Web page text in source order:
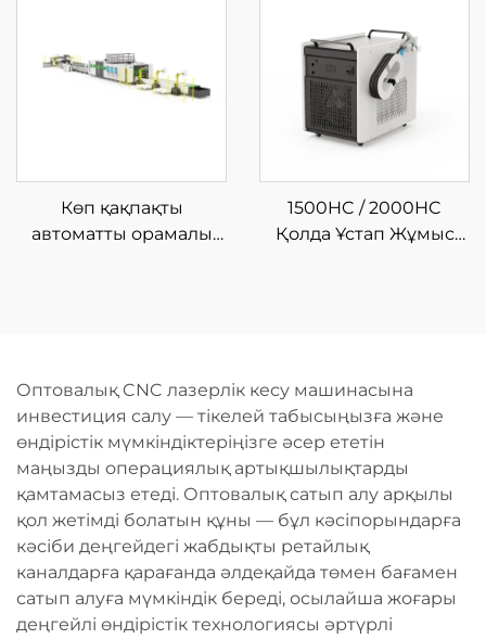
Көп қақпақты
автоматты орамалы
1500HC / 2000HC
Қолда Ұстап Жұмыс
Оптовалық CNC лазерлік кесу машинасына
инвестиция салу — тікелей табысыңызға және
өндірістік мүмкіндіктеріңізге әсер ететін
маңызды операциялық артықшылықтарды
қамтамасыз етеді. Оптовалық сатып алу арқылы
қол жетімді болатын құны — бұл кәсіпорындарға
кәсіби деңгейдегі жабдықты ретайлық
каналдарға қарағанда әлдеқайда төмен бағамен
сатып алуға мүмкіндік береді, осылайша жоғары
деңгейлі өндірістік технологиясы әртүрлі